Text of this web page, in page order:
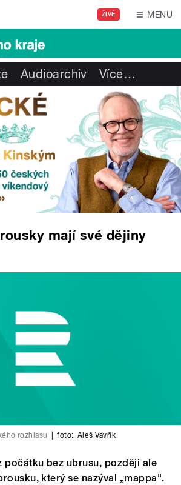
ŽIVĚ MENU
Audioarchiv Více…
mají své dějiny
rozhlasu foto: Aleš Vavřík
počátku bez ubrusu, později ale
který se nazýval „mappa".